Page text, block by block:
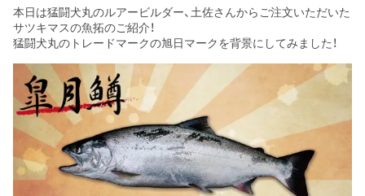
本日は猛闘犬丸のルアービルダー、土佐さんからご注文いただいた
サツキマスの魚拓のご紹介！
猛闘犬丸のトレードマークの旭日マークを背景にしてみました！